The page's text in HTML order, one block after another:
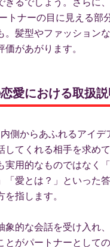
トナーの目に見える部
。髪型やファッション
があがります。
愛における取扱
側からあふれるアイデ
してくれる相手を求め
実用的なものではなく
「愛とは？」といった
指します。
象的な会話を受け入れ
とがパートナーとして